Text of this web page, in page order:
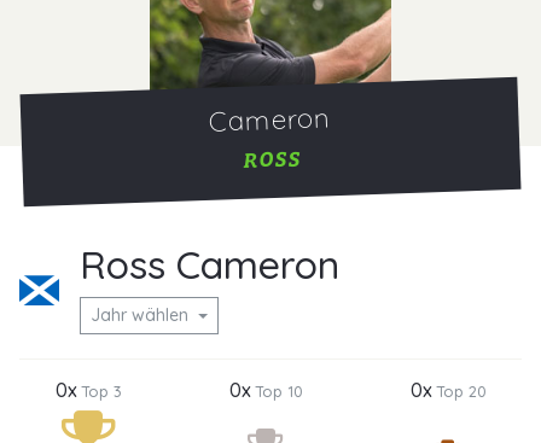
Cameron
ROSS
Ross Cameron
Jahr wählen
0xTop 3 0xTop 10 0xTop 20